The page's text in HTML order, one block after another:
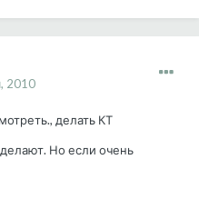
2010
делать КТ
Но если очень